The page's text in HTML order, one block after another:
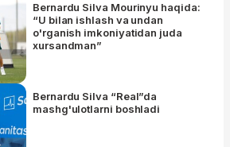
Bernardu Silva Mourinyu haqida:
“U bilan ishlash va undan
o'rganish imkoniyatidan juda
xursandman”
Bernardu Silva “Real”da
mashg'ulotlarni boshladi